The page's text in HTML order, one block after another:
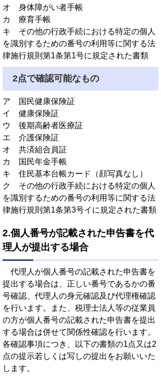
オ 身体障がい者手帳
カ 療育手帳
キ その他の行政手続における特定の個人
を識別するための番号の利用等に関する法
律施行規則第1条第1号に規定された書類
2点で確認可能なもの
ア 国民健康保険証
イ 健康保険証
ウ 後期高齢者医療証
エ 介護保険証
オ 共済組合員証
カ 国民年金手帳
キ 住民基本台帳カード（顔写真なし）
ク その他の行政手続における特定の個人
を識別するための番号の利用等に関する法
律施行規則第1条第3号イに規定された書類
2.個人番号が記載された申告書を代
理人が提出する場合
代理人が個人番号の記載された申告書を
提出する場合は、正しい番号であるかの番
号確認、代理人の身元確認及び代理権確認
を行います。また、税理士法人等の従業員
の方が個人番号の記載された申告書を提出
する場合は併せて関係性確認を行います。
各確認事項につき、以下の書類の1点又は2
点の提示若しくは写しの提出をお願いいた
します。